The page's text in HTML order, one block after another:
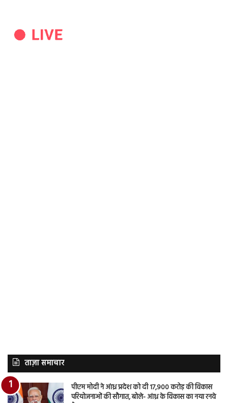
ताज़ा समाचार
पीएम मोदी ने आंध्र प्रदेश को दी 17,900 करोड़ की विकास
परियोजनाओं की सौगात, बोले- आंध्र के विकास का नया रनवे